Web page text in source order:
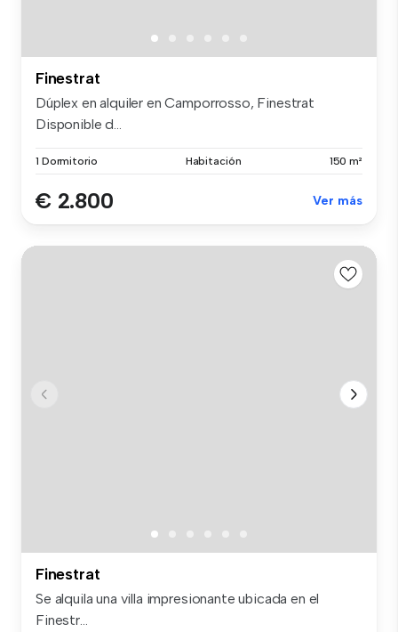
Finestrat
Dúplex en alquiler en Camporrosso, Finestrat
Disponible d...
1 Dormitorio Habitación 150 m²
€ 2.800 Ver más
Finestrat
Se alquila una villa impresionante ubicada en el
Finestr...